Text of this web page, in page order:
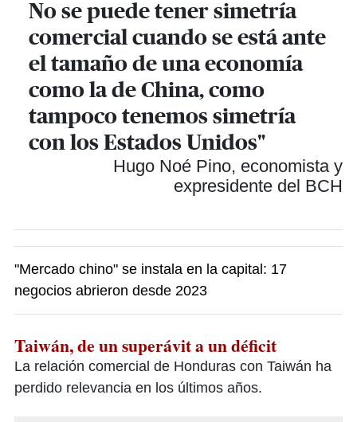
No se puede tener simetría
comercial cuando se está ante
el tamaño de una economía
como la de China, como
tampoco tenemos simetría
con los Estados Unidos"
Hugo Noé Pino, economista y
expresidente del BCH
"Mercado chino" se instala en la capital: 17
negocios abrieron desde 2023
Taiwán, de un superávit a un déficit
La relación comercial de Honduras con Taiwán ha
perdido relevancia en los últimos años.